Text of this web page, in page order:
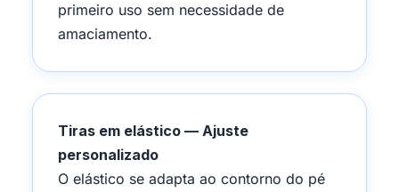
primeiro uso sem necessidade de
amaciamento.
Tiras em elástico — Ajuste
personalizado
O elástico se adapta ao contorno do pé